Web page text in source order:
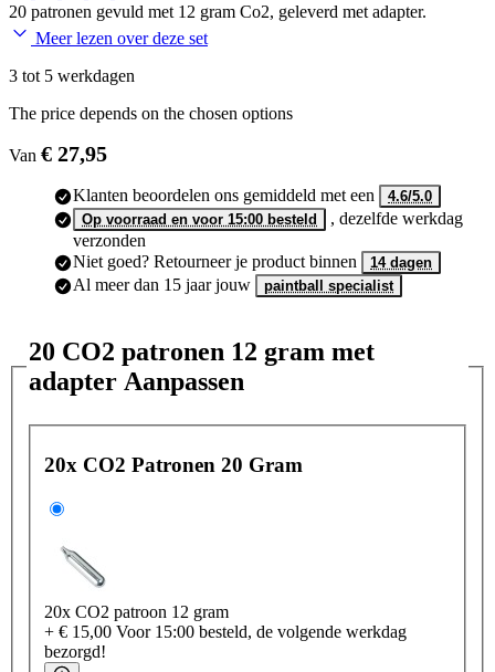
20 patronen gevuld met 12 gram Co2, geleverd met adapter.
Meer lezen over deze set
3 tot 5 werkdagen
The price depends on the chosen options
Van € 27,95
Klanten beoordelen ons gemiddeld met een
4.6/5.0
Op voorraad en voor 15:00 besteld
, dezelfde werkdag
verzonden
Niet goed? Retourneer je product binnen
14 dagen
Al meer dan 15 jaar jouw paintball specialist
20 CO2 patronen 12 gram met
adapter Aanpassen
20x CO2 Patronen 20 Gram
20x CO2 patroon 12 gram
+ € 15,00 Voor 15:00 besteld, de volgende werkdag
bezorgd!